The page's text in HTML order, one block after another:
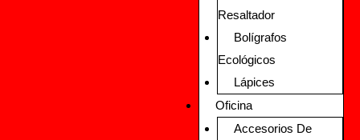
Resaltador
Bolígrafos
Ecológicos
Lápices
Oficina
Accesorios De